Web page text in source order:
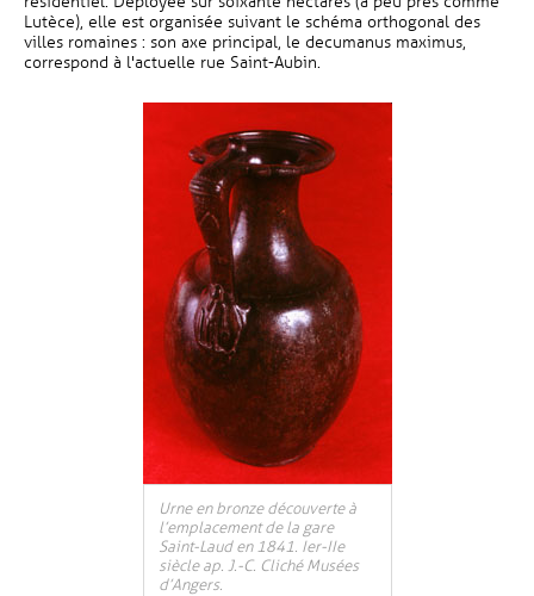
Lutèce), elle est organisée suivant le schéma orthogonal des
villes romaines : son axe principal, le decumanus maximus,
correspond à l'actuelle rue Saint-Aubin.
Urne en bronze découverte à
l’emplacement de la gare
Saint-Laud en 1841. Ier-IIe
siècle ap. J.-C. Cliché Musées
d’Angers.